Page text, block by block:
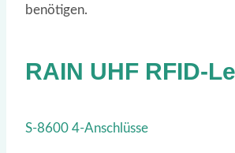
benötigen.
RAIN UHF RFID-
S-8600 4-Anschlüsse